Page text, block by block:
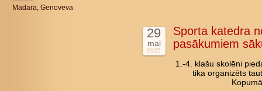
Madara, Genoveva
29
mai
2025
Sporta katedra
pasākumiem
1.-4. klašu skolēni
tika organizēts